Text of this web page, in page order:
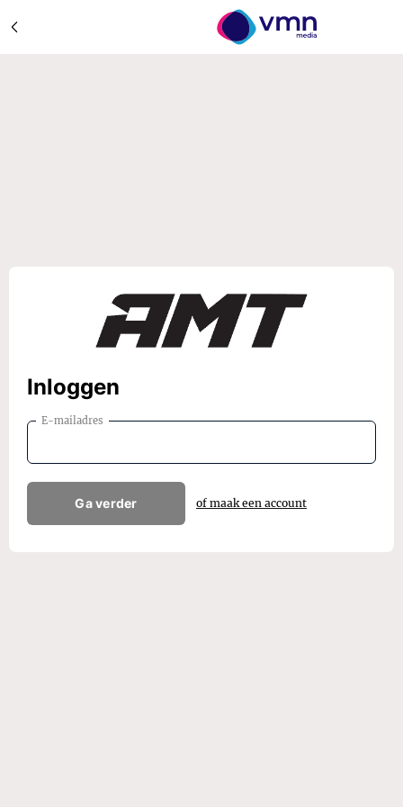
Inloggen
E-mailadres
Ga verder of maak een account